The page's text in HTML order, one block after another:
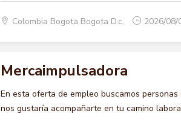
Colombia Bogota Bogota D.c. 2026/08/
Mercaimpulsadora
En esta oferta de empleo buscamos
nos gustaría acompañarte en tu camino